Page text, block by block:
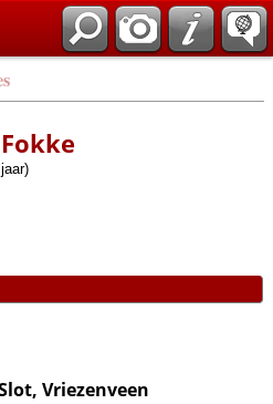
Vriezenveen